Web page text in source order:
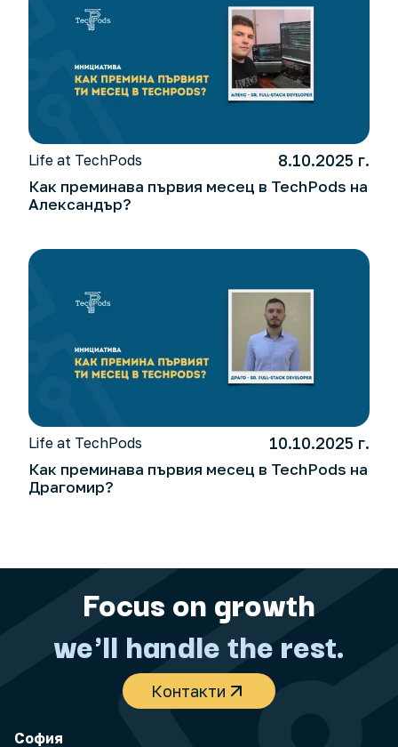
Life at TechPods 8.10.2025 г.
Как преминава първия месец в TechPods на
Александър?
Life at TechPods 10.10.2025 г.
Как преминава първия месец в TechPods на
Драгомир?
Focus on growth
we'll handle the rest.
Контакти
София